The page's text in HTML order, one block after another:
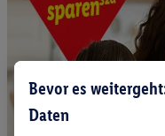
Bevor es
Daten